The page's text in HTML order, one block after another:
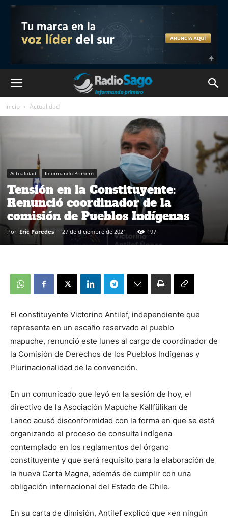
Inicio Actualidad
Actualidad Informando Primero
Tensión en la Constituyente:
Renunció coordinador de la
comisión de Pueblos Indígenas
Por Eric Paredes - 27 de diciembre de 2021 197
El constituyente Victorino Antilef, independiente que
representa en un escaño reservado al pueblo
mapuche, renunció este lunes al cargo de coordinador de
la Comisión de Derechos de los Pueblos Indígenas y
Plurinacionalidad de la convención.
En un comunicado que leyó en la sesión de hoy, el
directivo de la Asociación Mapuche Kallfülikan de
Lanco acusó disconformidad con la forma en que se está
organizando el proceso de consulta indígena
contemplado en los reglamentos del órgano
constituyente y que será requisito para la elaboración de
la nueva Carta Magna, además de cumplir con una
obligación internacional del Estado de Chile.
En su carta de dimisión, Antilef explicó que «en ningún